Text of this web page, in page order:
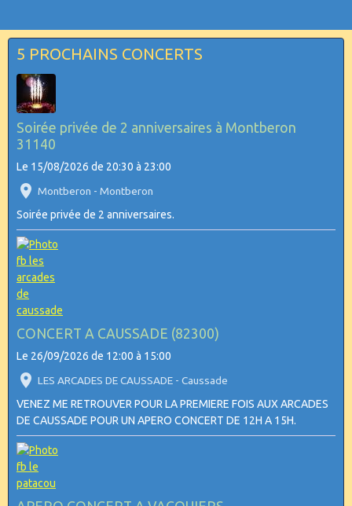
5 PROCHAINS CONCERTS
Soirée privée de 2 anniversaires à Montberon
31140
Le 15/08/2026 de 20:30 à 23:00
Montberon - Montberon
Soirée privée de 2 anniversaires.
CONCERT A CAUSSADE (82300)
Le 26/09/2026 de 12:00 à 15:00
LES ARCADES DE CAUSSADE - Caussade
VENEZ ME RETROUVER POUR LA PREMIERE FOIS AUX ARCADES
DE CAUSSADE POUR UN APERO CONCERT DE 12H A 15H.